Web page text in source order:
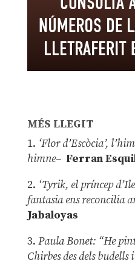
MÉS LLEGIT
1. ‘Flor d’Escòcia’,
himne– Ferran
2. ‘Tyrik, el príncep
fantasia ens reconcilia
Jabaloyas
3. Paula Bonet: “He
Chirbes des dels budells